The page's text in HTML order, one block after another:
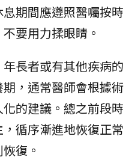
期間應遵照醫囑按時
要用力揉眼睛。
長者或有其他疾病的
，通常醫師會根據術
的建議。總之前段時
，循序漸進地恢復正常
復。